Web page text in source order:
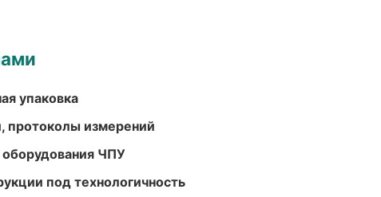
упаковка
протоколы измерений
ЧПУ
под технологичность